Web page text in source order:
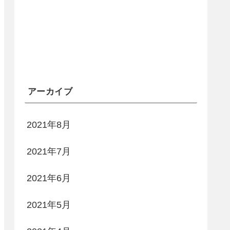
アーカイブ
2021年8月
2021年7月
2021年6月
2021年5月